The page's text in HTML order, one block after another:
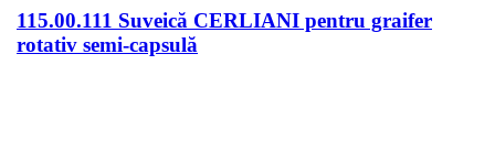
115.00.111 Suveică CERLIANI pentru graifer
rotativ semi-capsulă